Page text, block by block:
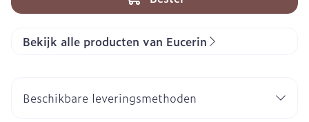
Bekijk alle producten van Eucerin
Beschikbare leveringsmethoden